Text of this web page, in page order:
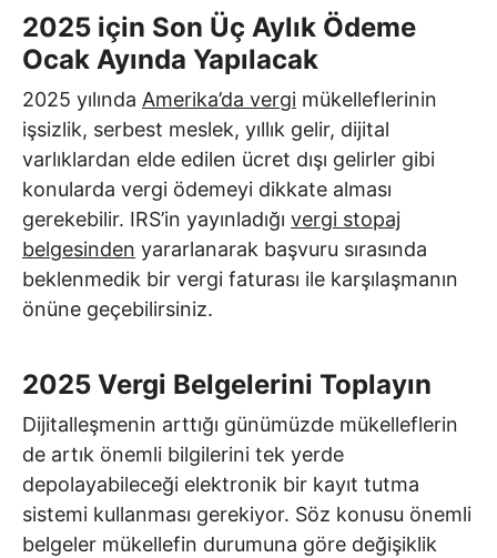
2025 için Son Üç Aylık Ödeme
Ocak Ayında Yapılacak
2025 yılında Amerika’da vergi mükelleflerinin
işsizlik, serbest meslek, yıllık gelir, dijital
varlıklardan elde edilen ücret dışı gelirler gibi
konularda vergi ödemeyi dikkate alması
gerekebilir. IRS’in yayınladığı vergi stopaj
belgesinden yararlanarak başvuru sırasında
beklenmedik bir vergi faturası ile karşılaşmanın
önüne geçebilirsiniz.
2025 Vergi Belgelerini Toplayın
Dijitalleşmenin arttığı günümüzde mükelleflerin
de artık önemli bilgilerini tek yerde
depolayabileceği elektronik bir kayıt tutma
sistemi kullanması gerekiyor. Söz konusu önemli
belgeler mükellefin durumuna göre değişiklik